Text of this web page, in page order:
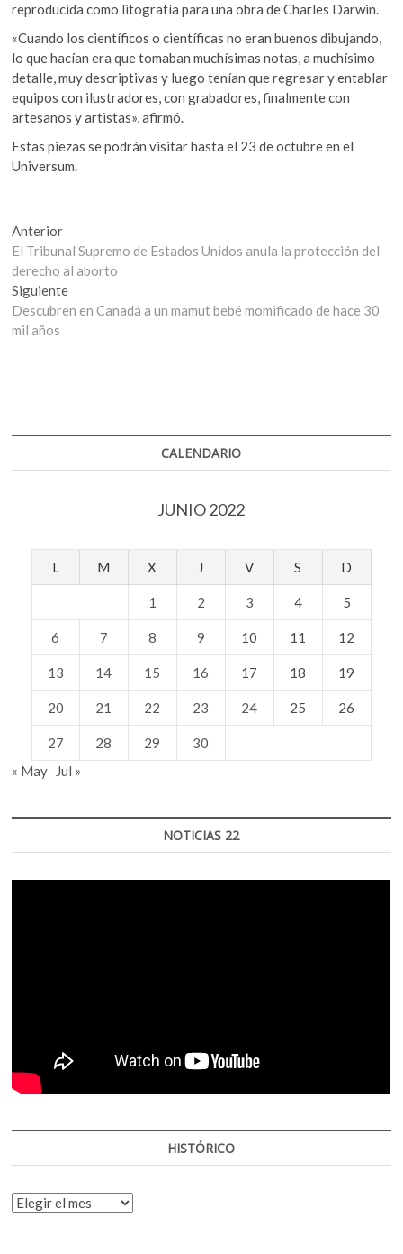
reproducida como litografía para una obra de Charles Darwin.
«Cuando los científicos o científicas no eran buenos dibujando,
lo que hacían era que tomaban muchísimas notas, a muchísimo
detalle, muy descriptivas y luego tenían que regresar y entablar
equipos con ilustradores, con grabadores, finalmente con
artesanos y artistas», afirmó.
Estas piezas se podrán visitar hasta el 23 de octubre en el
Universum.
Navegación
de
entradas
AnteriorEntrada
anterior:
El Tribunal Supremo de Estados Unidos anula la protección del
derecho al aborto
SiguienteEntrada
siguiente:
Descubren en Canadá a un mamut bebé momificado de hace 30
mil años
CALENDARIO
JUNIO 2022
L M X J V S D
1 2 3 4 5
6 7 8 9 10 11 12
13 14 15 16 17 18 19
20 21 22 23 24 25 26
27 28 29
30
« May
Jul »
NOTICIAS 22
HISTÓRICO
HISTÓRICO